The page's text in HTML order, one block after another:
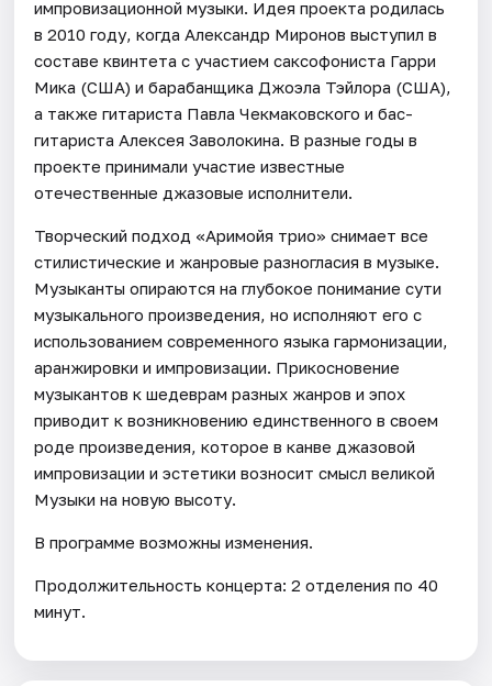
импровизационной музыки. Идея проекта родилась
в 2010 году, когда Александр Миронов выступил в
составе квинтета с участием саксофониста Гарри
Мика (США) и барабанщика Джоэла Тэйлора (США),
а также гитариста Павла Чекмаковского и бас-
гитариста Алексея Заволокина. В разные годы в
проекте принимали участие известные
отечественные джазовые исполнители.
Творческий подход «Аримойя трио» снимает все
стилистические и жанровые разногласия в музыке.
Музыканты опираются на глубокое понимание сути
музыкального произведения, но исполняют его с
использованием современного языка гармонизации,
аранжировки и импровизации. Прикосновение
музыкантов к шедеврам разных жанров и эпох
приводит к возникновению единственного в своем
роде произведения, которое в канве джазовой
импровизации и эстетики возносит смысл великой
Музыки на новую высоту.
В программе возможны изменения.
Продолжительность концерта: 2 отделения по 40
минут.